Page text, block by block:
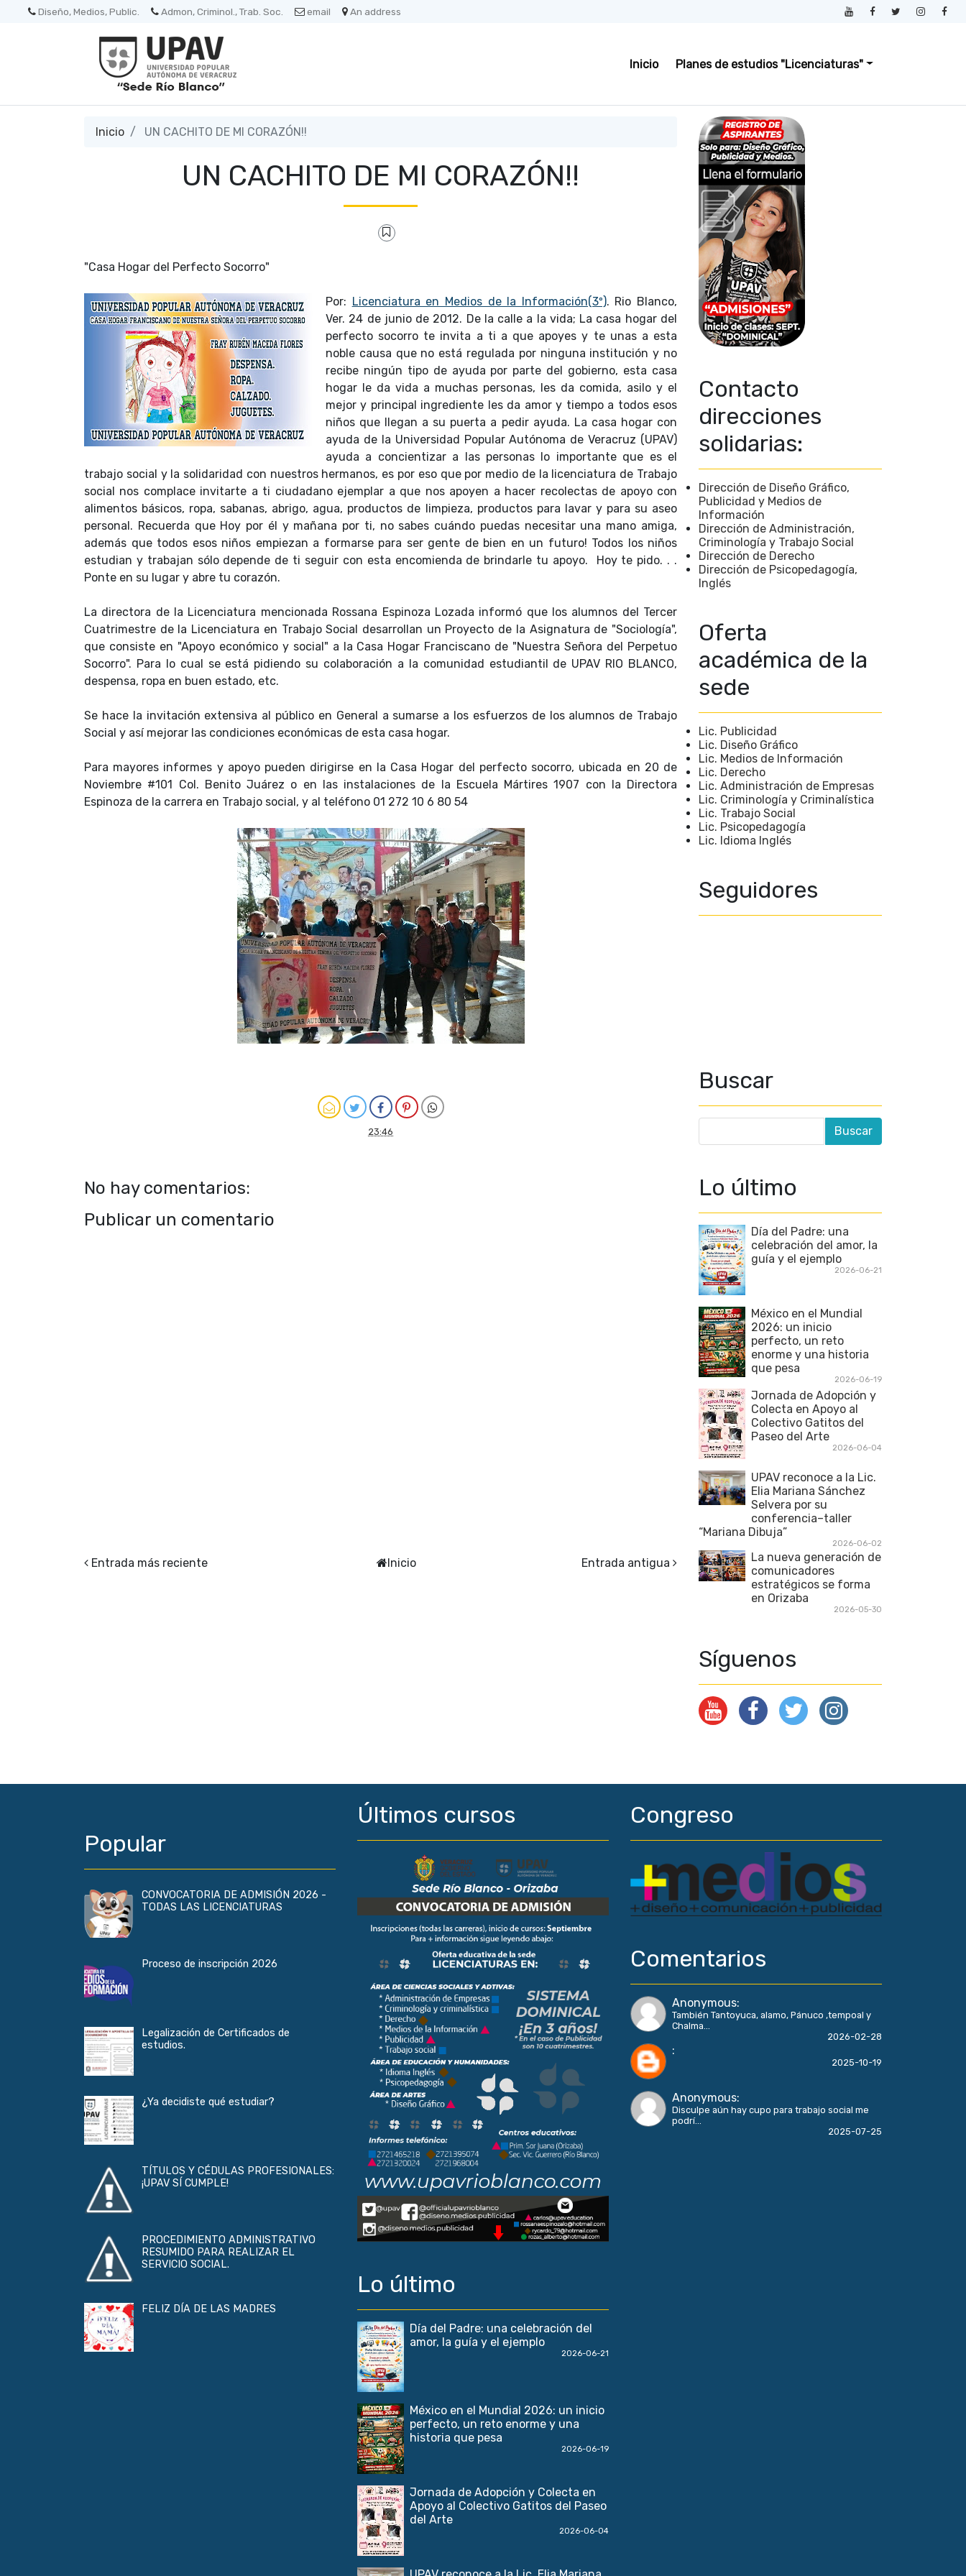
Diseño, Medios, Public. Admon, Criminol., Trab. Soc. email An address
Inicio Planes de estudios "Licenciaturas"
Inicio UN CACHITO DE MI CORAZÓN!!
UN CACHITO DE MI CORAZÓN!!
"Casa Hogar del Perfecto Socorro"
Por: Licenciatura en Medios de la Información(3º). Rio Blanco,
Ver. 24 de junio de 2012. De la calle a la vida; La casa hogar del
perfecto socorro te invita a ti a que apoyes y te unas a esta
noble causa que no está regulada por ninguna institución y no
recibe ningún tipo de ayuda por parte del gobierno, esta casa
hogar le da vida a muchas personas, les da comida, asilo y el
mejor y principal ingrediente les da amor y tiempo a todos esos
niños que llegan a su puerta a pedir ayuda. La casa hogar con
ayuda de la Universidad Popular Autónoma de Veracruz (UPAV)
ayuda a concientizar a las personas lo importante que es el
trabajo social y la solidaridad con nuestros hermanos, es por eso que por medio de la licenciatura de Trabajo
social nos complace invitarte a ti ciudadano ejemplar a que nos apoyen a hacer recolectas de apoyo con
alimentos básicos, ropa, sabanas, abrigo, agua, productos de limpieza, productos para lavar y para su aseo
personal. Recuerda que Hoy por él y mañana por ti, no sabes cuándo puedas necesitar una mano amiga,
además que todos esos niños empiezan a formarse para ser gente de bien en un futuro! Todos los niños
estudian y trabajan sólo depende de ti seguir con esta encomienda de brindarle tu apoyo. Hoy te pido. . .
Ponte en su lugar y abre tu corazón.
La directora de la Licenciatura mencionada Rossana Espinoza Lozada informó que los alumnos del Tercer
Cuatrimestre de la Licenciatura en Trabajo Social desarrollan un Proyecto de la Asignatura de "Sociología",
que consiste en "Apoyo económico y social" a la Casa Hogar Franciscano de "Nuestra Señora del Perpetuo
Socorro". Para lo cual se está pidiendo su colaboración a la comunidad estudiantil de UPAV RIO BLANCO,
despensa, ropa en buen estado, etc.
Se hace la invitación extensiva al público en General a sumarse a los esfuerzos de los alumnos de Trabajo
Social y así mejorar las condiciones económicas de esta casa hogar.
Para mayores informes y apoyo pueden dirigirse en la Casa Hogar del perfecto socorro, ubicada en 20 de
Noviembre #101 Col. Benito Juárez o en las instalaciones de la Escuela Mártires 1907 con la Directora
Espinoza de la carrera en Trabajo social, y al teléfono 01 272 10 6 80 54
23:46
No hay comentarios:
Publicar un comentario
Entrada más reciente Entrada antigua
Inicio
Contacto
direcciones
solidarias:
Dirección de Diseño Gráfico,
Publicidad y Medios de
Información
Dirección de Administración,
Criminología y Trabajo Social
Dirección de Derecho
Dirección de Psicopedagogía,
Inglés
Oferta
académica de la
sede
Lic. Publicidad
Lic. Diseño Gráfico
Lic. Medios de Información
Lic. Derecho
Lic. Administración de Empresas
Lic. Criminología y Criminalística
Lic. Trabajo Social
Lic. Psicopedagogía
Lic. Idioma Inglés
Seguidores
Buscar
Lo último
Día del Padre: una
celebración del amor, la
guía y el ejemplo
2026-06-21
México en el Mundial
2026: un inicio
perfecto, un reto
enorme y una historia
que pesa
2026-06-19
Jornada de Adopción y
Colecta en Apoyo al
Colectivo Gatitos del
Paseo del Arte
2026-06-04
UPAV reconoce a la Lic.
Elia Mariana Sánchez
Selvera por su
conferencia–taller
“Mariana Dibuja”
2026-06-02
La nueva generación de
comunicadores
estratégicos se forma
en Orizaba
2026-05-30
Síguenos
Popular
CONVOCATORIA DE ADMISIÓN 2026 -
TODAS LAS LICENCIATURAS
Proceso de inscripción 2026
Legalización de Certificados de
estudios.
¿Ya decidiste qué estudiar?
TÍTULOS Y CÉDULAS PROFESIONALES:
¡UPAV SÍ CUMPLE!
PROCEDIMIENTO ADMINISTRATIVO
RESUMIDO PARA REALIZAR EL
SERVICIO SOCIAL.
FELIZ DÍA DE LAS MADRES
Últimos cursos
Lo último
Día del Padre: una celebración del
amor, la guía y el ejemplo
2026-06-21
México en el Mundial 2026: un inicio
perfecto, un reto enorme y una
historia que pesa
2026-06-19
Jornada de Adopción y Colecta en
Apoyo al Colectivo Gatitos del Paseo
del Arte
2026-06-04
Congreso
Comentarios
Anonymous:
También Tantoyuca, alamo, Pánuco ,tempoal y
Chalma...
2026-02-28
:
2025-10-19
Anonymous:
Disculpe aún hay cupo para trabajo social me
podrí...
2025-07-25